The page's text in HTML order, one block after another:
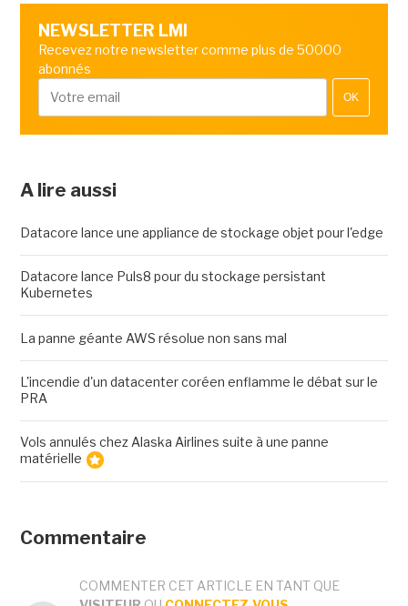
NEWSLETTER LMI
Recevez notre newsletter comme plus de 50000
abonnés
OK
A lire aussi
Datacore lance une appliance de stockage objet pour l'edge
Datacore lance Puls8 pour du stockage persistant
Kubernetes
La panne géante AWS résolue non sans mal
L'incendie d'un datacenter coréen enflamme le débat sur le
PRA
Vols annulés chez Alaska Airlines suite à une panne
matérielle
Commentaire
COMMENTER CET ARTICLE EN TANT QUE